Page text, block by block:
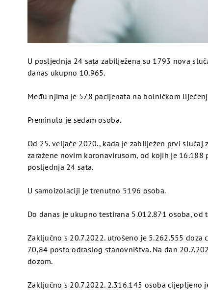
U posljednja 24 sata zabilježena su 1793 nova
danas ukupno 10.965.
Među njima je 578 pacijenata na bolničkom
Preminulo je sedam osoba.
Od 25. veljače 2020., kada je zabilježen prvi
zaražene novim koronavirusom, od kojih je
posljednja 24 sata.
U samoizolaciji je trenutno 5196 osoba.
Do danas je ukupno testirana 5.012.871 osoba,
Zaključno s 20.7.2022. utrošeno je 5.262.555
70,84 posto odraslog stanovništva. Na dan
dozom.
Zaključno s 20.7.2022. 2.316.145 osoba
Pogledaj
video